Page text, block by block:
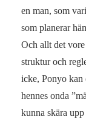
en man, som
som planerar
Och allt det
struktur och
icke, Ponyo kan
hennes onda
kunna skära